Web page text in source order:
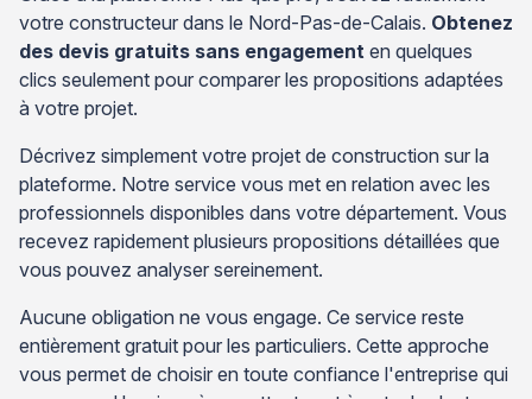
votre constructeur dans le Nord-Pas-de-Calais. Obtenez
des devis gratuits sans engagement en quelques
clics seulement pour comparer les propositions adaptées
à votre projet.
Décrivez simplement votre projet de construction sur la
plateforme. Notre service vous met en relation avec les
professionnels disponibles dans votre département. Vous
recevez rapidement plusieurs propositions détaillées que
vous pouvez analyser sereinement.
Aucune obligation ne vous engage. Ce service reste
entièrement gratuit pour les particuliers. Cette approche
vous permet de choisir en toute confiance l'entreprise qui